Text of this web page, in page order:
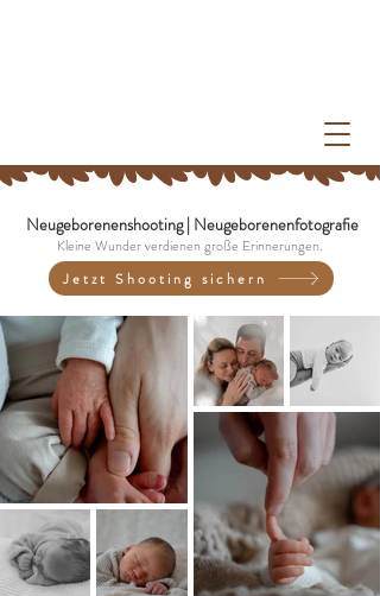
Neugeborenenshooting | Neugeborenenfotografie
Kleine Wunder verdienen große Erinnerungen.
Jetzt Shooting sichern